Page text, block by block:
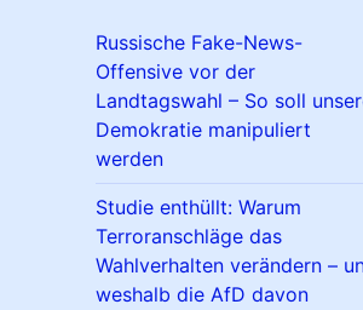
Russische Fake-News-
Offensive vor der
Landtagswahl – So soll
Demokratie manipuliert
werden
Studie enthüllt: Warum
Terroranschläge das
Wahlverhalten verändern –
weshalb die AfD davon